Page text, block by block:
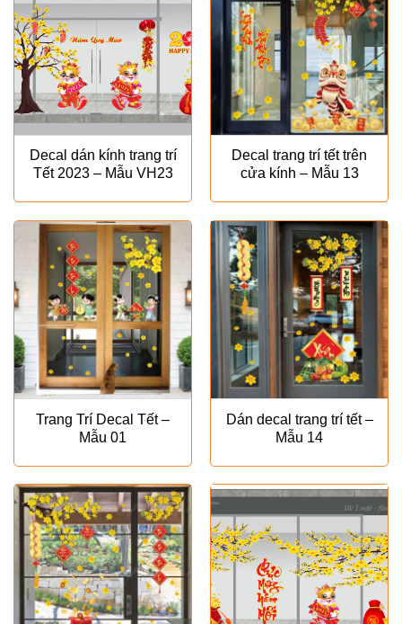
Decal dán kính trang trí
Tết 2023 – Mẫu VH23
Decal trang trí tết trên
cửa kính – Mẫu 13
Trang Trí Decal Tết –
Mẫu 01
Dán decal trang trí tết –
Mẫu 14